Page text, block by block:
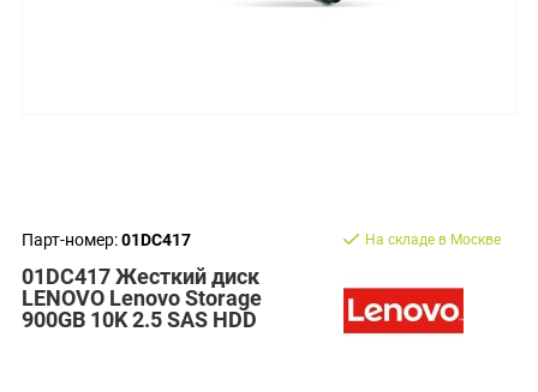
Парт-номер:01DC417
01DC417 Жесткий диск
LENOVO Lenovo Storage
900GB 10K 2.5 SAS HDD
На складе в Москве